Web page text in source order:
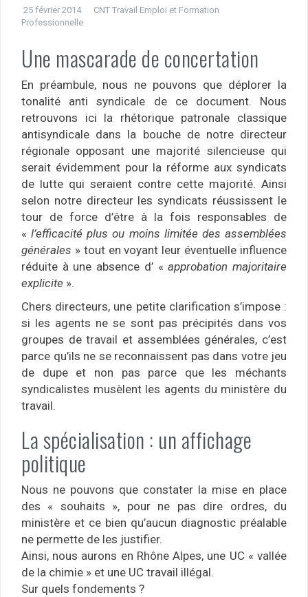
25 février 2014
CNT Travail Emploi et Formation
Professionnelle
Une mascarade de concertation
En préambule, nous ne pouvons que déplorer la
tonalité anti syndicale de ce document. Nous
retrouvons ici la rhétorique patronale classique
antisyndicale dans la bouche de notre directeur
régionale opposant une majorité silencieuse qui
serait évidemment pour la réforme aux syndicats
de lutte qui seraient contre cette majorité. Ainsi
selon notre directeur les syndicats réussissent le
tour de force d’être à la fois responsables de
« l’efficacité plus ou moins limitée des assemblées
générales » tout en voyant leur éventuelle influence
réduite à une absence d’ «approbation majoritaire
explicite ».
Chers directeurs, une petite clarification s’impose :
si les agents ne se sont pas précipités dans vos
groupes de travail et assemblées générales, c’est
parce qu’ils ne se reconnaissent pas dans votre jeu
de dupe et non pas parce que les méchants
syndicalistes musèlent les agents du ministère du
travail.
La spécialisation : un affichage
politique
Nous ne pouvons que constater la mise en place
des « souhaits », pour ne pas dire ordres, du
ministère et ce bien qu’aucun diagnostic préalable
ne permette de les justifier.
Ainsi, nous aurons en Rhône Alpes, une UC « vallée
de la chimie » et une UC travail illégal.
Sur quels fondements ?